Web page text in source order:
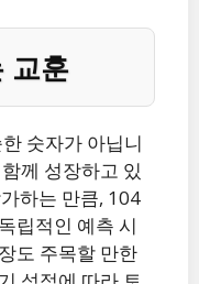
교훈
숫자가 아닙니
께 성장하고 있
하는 만큼, 104
립적인 예측 시
도 주목할 만한